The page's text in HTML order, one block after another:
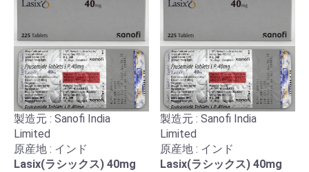
製造元 : Sanofi India
Limited
原産地 : インド
Lasix(ラシックス) 40mg
製造元 : Sanofi India
Limited
原産地 : インド
Lasix(ラシックス) 40mg